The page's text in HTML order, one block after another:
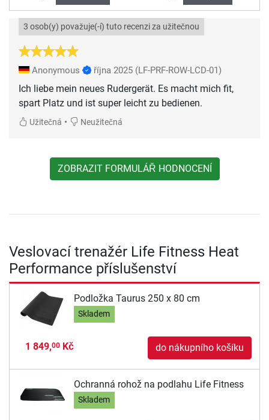
3 osob(y) považuje(-í) tuto recenzi za užitečnou
Anonymous října 2025 (LF-PRF-ROW-LCD-01)
Ich liebe mein neues Rudergerät. Es macht mich fit,
spart Platz und ist super leicht zu bedienen.
Užitečná • Neužitečná
ZOBRAZIT FORMULÁŘ HODNOCENÍ
Veslovací trenažér Life Fitness Heat
Performance příslušenství
Podložka Taurus 250 x 80 cm
Skladem
1 849,00Kč do nákupního košíku
Ochranná rohož na podlahu Life Fitness
Skladem